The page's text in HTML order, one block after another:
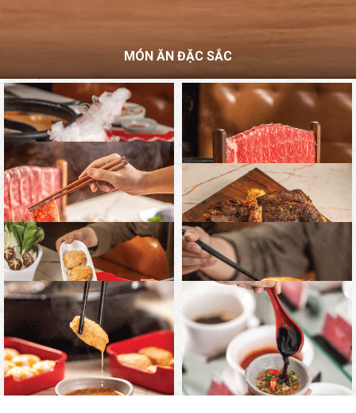
MÓN ĂN ĐẶC SẮC
BÒ NÚI LỬA
SƯỜN BÒ MỸ KHÔNG
XƯƠNG
LÕI NẠC VAI THƯỢNG
HẠNG
THỊT NƯỚNG TẢNG